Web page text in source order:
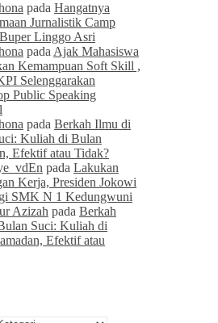
pada Hangatnya
Jurnalistik Camp
Linggo Asri
pada Ajak Mahasiswa
Kemampuan Soft Skill ,
Selenggarakan
Public Speaking
pada Berkah Ilmu di
Kuliah di Bulan
Efektif atau Tidak?
pada Lakukan
Kerja, Presiden Jokowi
SMK N 1 Kedungwuni
Azizah pada Berkah
Suci: Kuliah di
Efektif atau